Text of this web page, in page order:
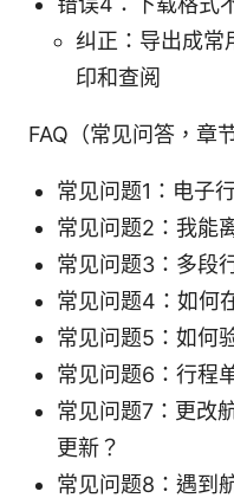
纠正：导出成常
印和查阅
FAQ（常见问答，章
常见问题1：电子
常见问题2：我能
常见问题3：多段
常见问题4：如何
常见问题5：如何
常见问题6：行程
常见问题7：更改
更新？
常见问题8：遇到